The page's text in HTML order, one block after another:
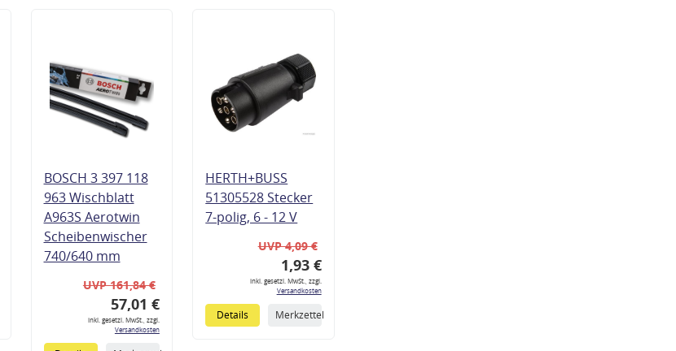
BOSCH 3 397 118
963 Wischblatt
A963S Aerotwin
Scheibenwischer
740/640 mm
UVP 161,84 €
57,01 €
inkl. gesetzl. MwSt., zzgl.
Versandkosten
HERTH+BUSS
51305528 Stecker
7-polig, 6 - 12 V
UVP 4,09 €
1,93 €
inkl. gesetzl. MwSt., zzgl.
Versandkosten
Details Merkzettel